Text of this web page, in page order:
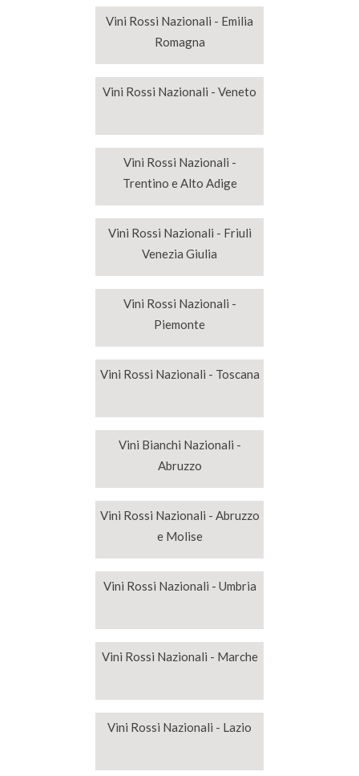
Vini Rossi Nazionali - Emilia
Romagna
Vini Rossi Nazionali - Veneto
Vini Rossi Nazionali -
Trentino e Alto Adige
Vini Rossi Nazionali - Friuli
Venezia Giulia
Vini Rossi Nazionali -
Piemonte
Vini Rossi Nazionali - Toscana
Vini Bianchi Nazionali -
Abruzzo
Vini Rossi Nazionali - Abruzzo
e Molise
Vini Rossi Nazionali - Umbria
Vini Rossi Nazionali - Marche
Vini Rossi Nazionali - Lazio